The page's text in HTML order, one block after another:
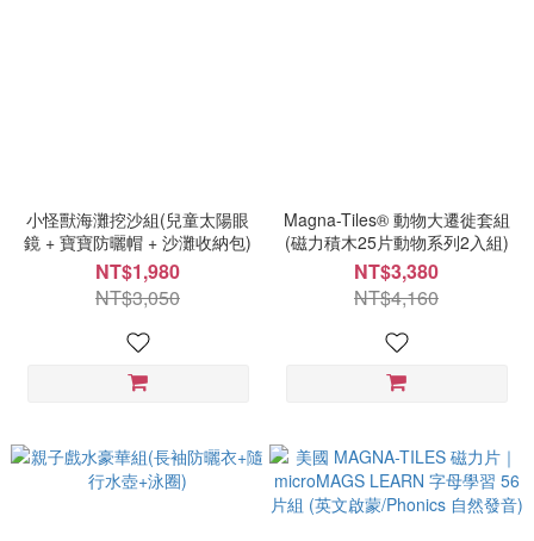
小怪獸海灘挖沙組(兒童太陽眼
鏡 + 寶寶防曬帽 + 沙灘收納包)
NT$1,980
NT$3,050
Magna-Tiles® 動物大遷徙套組
(磁力積木25片動物系列2入組)
NT$3,380
NT$4,160